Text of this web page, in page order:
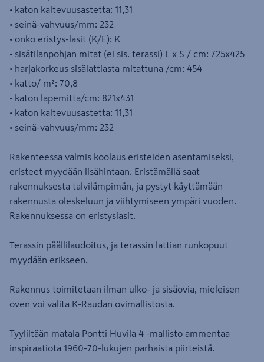
• katon kaltevuusastetta: 11,31
• seinä-vahvuus/mm: 232
• onko eristys-lasit (K/E): K
• sisätilanpohjan mitat (ei sis. terassi) L x S / cm: 725x425
• harjakorkeus sisälattiasta mitattuna /cm: 454
• katto/ m²: 70,8
• katon lapemitta/cm: 821x431
• katon kaltevuusastetta: 11,31
• seinä-vahvuus/mm: 232
Rakenteessa valmis koolaus eristeiden asentamiseksi,
eristeet myydään lisähintaan. Eristämällä saat
rakennuksesta talvilämpimän, ja pystyt käyttämään
rakennusta oleskeluun ja viihtymiseen ympäri vuoden.
Rakennuksessa on eristyslasit.
Terassin päällilaudoitus, ja terassin lattian runkopuut
myydään erikseen.
Rakennus toimitetaan ilman ulko- ja sisäovia, mieleisen
oven voi valita K-Raudan ovimallistosta.
Tyyliltään matala Pontti Huvila 4 -mallisto ammentaa
inspiraatiota 1960-70-lukujen parhaista piirteistä.